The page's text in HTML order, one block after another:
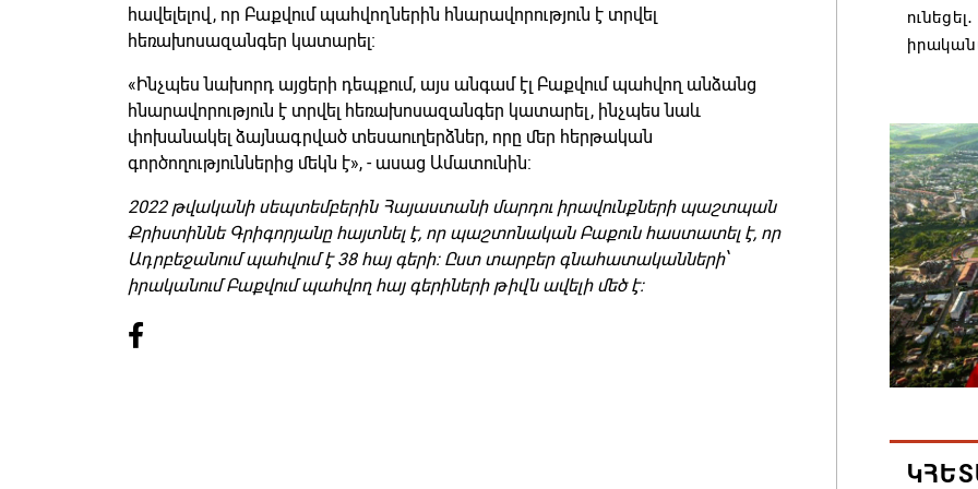
հավելելով, որ Բաքվում պահվողներին հնարավորություն է տրվել
հեռախոսազանգեր կատարել։
«Ինչպես նախորդ այցերի դեպքում, այս անգամ էլ Բաքվում պահվող անձանց
հնարավորություն է տրվել հեռախոսազանգեր կատարել, ինչպես նաև
փոխանակել ձայնագրված տեսաուղերձներ, որը մեր հերթական
գործողություններից մեկն է», - ասաց Ամատունին:
2022 թվականի սեպտեմբերին Հայաստանի մարդու իրավունքների պաշտպան
Քրիստիննե Գրիգորյանը հայտնել է, որ պաշտոնական Բաքուն հաստատել է, որ
Ադրբեջանում պահվում է 38 հայ գերի: Ըստ տարբեր գնահատականների՝
իրականում Բաքվում պահվող հայ գերիների թիվն ավելի մեծ է:
Մաքսիմ